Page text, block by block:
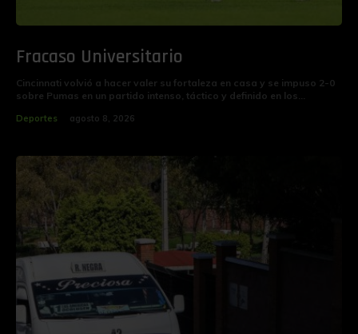
Fracaso Universitario
‎‎Cincinnati volvió a hacer valer su fortaleza en casa y se impuso 2-0
sobre Pumas en un partido intenso, táctico y definido en los...
Deportes agosto 8, 2026